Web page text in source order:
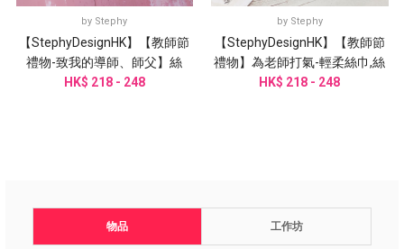
物品 工作坊
by Stephy
【StephyDesignHK】【教師節
禮物-致我的導師、師父】絲
巾、手作絲巾扣禮物盒/謝師禮
HK$ 218 - 248
by Stephy
【StephyDesignHK】【教師節
禮物】為老師打氣-輕柔絲巾,絲
巾扣禮物套裝\謝師禮物
HK$ 218 - 248